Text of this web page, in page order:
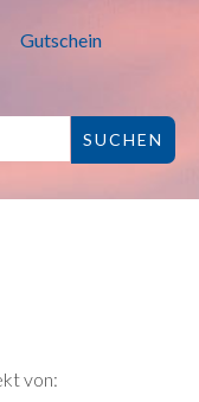
Gutschein
von: